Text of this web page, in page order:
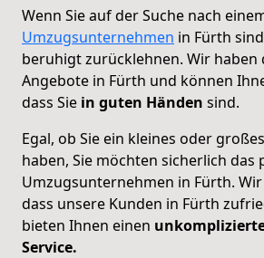
Wenn Sie auf der Suche nach
Umzugsunternehmen in Fürth
beruhigt zurücklehnen. Wir haben
Angebote in Fürth und können
dass Sie in guten Händen sind.
Egal, ob Sie ein kleines oder
haben, Sie möchten sicherlich das
Umzugsunternehmen in Fürth.
dass unsere Kunden in Fürth
bieten Ihnen einen
Service.